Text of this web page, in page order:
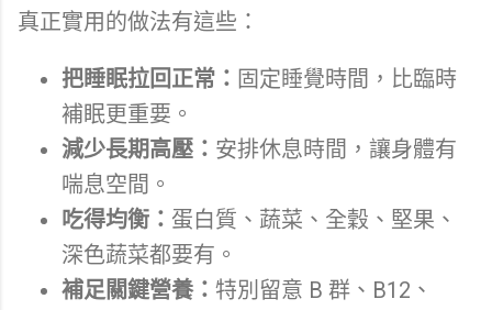
真正實用的做法有這些：
把睡眠拉回正常： 固定睡覺時間，比臨時
補眠更重要。
減少長期高壓： 安排休息時間，讓身體有
喘息空間。
吃得均衡： 蛋白質、蔬菜、全穀、堅果、
深色蔬菜都要有。
補足關鍵營養： 特別留意 B 群、B12、